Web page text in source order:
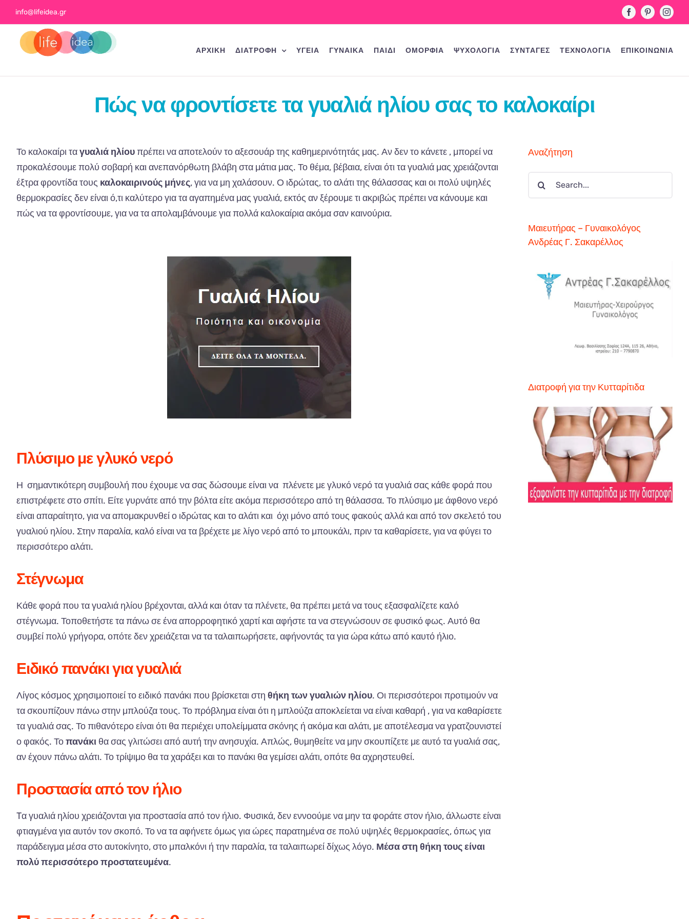
Skip
to
content
info@lifeidea.gr FacebookPinterest
ΑΡΧΙΚΗ ΔΙΑΤΡΟΦΗ ΥΓΕΙΑ ΓΥΝΑΙΚΑ ΠΑΙΔΙ ΟΜΟΡΦΙΑ ΨΥΧΟΛΟΓΙΑ ΣΥΝΤΑΓΕΣ ΤΕΧΝΟΛΟΓΙΑ ΕΠΙΚΟΙΝΩΝΙΑ
Πώς να φροντίσετε τα γυαλιά ηλίου σας το καλοκαίρι
Το καλοκαίρι ταγυαλιά ηλίουπρέπει να αποτελούν το αξεσουάρ της καθημερινότητάς μας. Αν δεν το κάνετε , μπορεί να
προκαλέσουμε πολύ σοβαρή και ανεπανόρθωτη βλάβη στα μάτια μας. Το θέμα, βέβαια, είναι ότι τα γυαλιά μας χρειάζονται
έξτρα φροντίδα τους καλοκαιρινούς μήνες, για να μη χαλάσουν. Ο ιδρώτας, το αλάτι της θάλασσας και οι πολύ υψηλές
θερμοκρασίες δεν είναι ό,τι καλύτερο για τα αγαπημένα μας γυαλιά, εκτός αν ξέρουμε τι ακριβώς πρέπει να κάνουμε και
πώς να τα φροντίσουμε, για να τα απολαμβάνουμε για πολλά καλοκαίρια ακόμα σαν καινούρια.
Πλύσιμο με γλυκό νερό
Η σημαντικότερη συμβουλή που έχουμε να σας δώσουμε είναι να πλένετε με γλυκό νερό τα γυαλιά σας κάθε φορά που
επιστρέφετε στο σπίτι. Είτε γυρνάτε από την βόλτα είτε ακόμα περισσότερο από τη θάλασσα. Το πλύσιμο με άφθονο νερό
είναι απαραίτητο, για να απομακρυνθεί ο ιδρώτας και το αλάτι και όχι μόνο από τους φακούς αλλά και από τον σκελετό του
γυαλιού ηλίου. Στην παραλία, καλό είναι να τα βρέχετε με λίγο νερό από το μπουκάλι, πριν τα καθαρίσετε, για να φύγει το
περισσότερο αλάτι.
Στέγνωμα
Κάθε φορά που τα γυαλιά ηλίου βρέχονται, αλλά και όταν τα πλένετε, θα πρέπει μετά να τους εξασφαλίζετε καλό
στέγνωμα. Τοποθετήστε τα πάνω σε ένα απορροφητικό χαρτί και αφήστε τα να στεγνώσουν σε φυσικό φως. Αυτό θα
συμβεί πολύ γρήγορα, οπότε δεν χρειάζεται να τα ταλαιπωρήσετε, αφήνοντάς τα για ώρα κάτω από καυτό ήλιο.
Ειδικό πανάκι για γυαλιά
Λίγος κόσμος χρησιμοποιεί το ειδικό πανάκι που βρίσκεται στη θήκη των γυαλιών ηλίου. Οι περισσότεροι προτιμούν να
τα σκουπίζουν πάνω στην μπλούζα τους. Το πρόβλημα είναι ότι η μπλούζα αποκλείεται να είναι καθαρή , για να καθαρίσετε
τα γυαλιά σας. Το πιθανότερο είναι ότι θα περιέχει υπολείμματα σκόνης ή ακόμα και αλάτι, με αποτέλεσμα να γρατζουνιστεί
ο φακός. Τοπανάκι θα σας γλιτώσει από αυτή την ανησυχία. Απλώς, θυμηθείτε να μην σκουπίζετε με αυτό τα γυαλιά σας,
αν έχουν πάνω αλάτι. Το τρίψιμο θα τα χαράξει και το πανάκι θα γεμίσει αλάτι, οπότε θα αχρηστευθεί.
Προστασία από τον ήλιο
Tα γυαλιά ηλίου χρειάζονται για προστασία από τον ήλιο. Φυσικά, δεν εννοούμε να μην τα φοράτε στον ήλιο, άλλωστε είναι
φτιαγμένα για αυτόν τον σκοπό. Το να τα αφήνετε όμως για ώρες παρατημένα σε πολύ υψηλές θερμοκρασίες, όπως για
παράδειγμα μέσα στο αυτοκίνητο, στο μπαλκόνι ή την παραλία, τα ταλαιπωρεί δίχως λόγο. Μέσα στη θήκη τους είναι
πολύ περισσότερο προστατευμένα.
Αναζήτηση
Search
Μαιευτήρας – Γυναικολόγος
Ανδρέας Γ. Σακαρέλλος
Διατροφή για την Κυτταρίτιδα